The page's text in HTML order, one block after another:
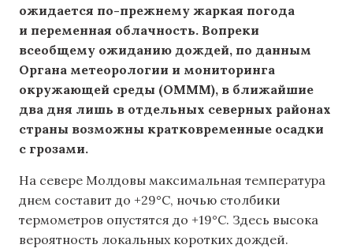
ожидается по-прежнему жаркая погода
и переменная облачность. Вопреки
всеобщему ожиданию дождей, по данным
Органа метеорологии и мониторинга
окружающей среды (OMMM), в ближайшие
два дня лишь в отдельных северных районах
страны возможны кратковременные осадки
с грозами.
На севере Молдовы максимальная температура
днем составит до +29°C, ночью столбики
термометров опустятся до +19°C. Здесь высока
вероятность локальных коротких дождей.